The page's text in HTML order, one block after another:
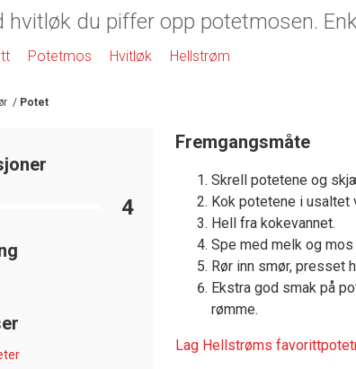
hvitløk du piffer opp potetmosen.
Potetmos Hvitløk Hellstrøm
/ Potet
4
Fremgangsmåte
Skrell potetene og
Kok potetene i usaltet
Hell fra kokevannet.
Spe med melk og
Rør inn smør, presset
Ekstra god smak på
rømme.
Lag Hellstrøms